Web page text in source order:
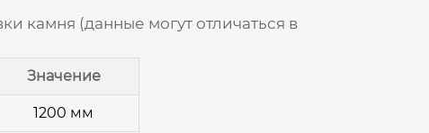
камня (данные могут отличаться в
Значение
1200 мм